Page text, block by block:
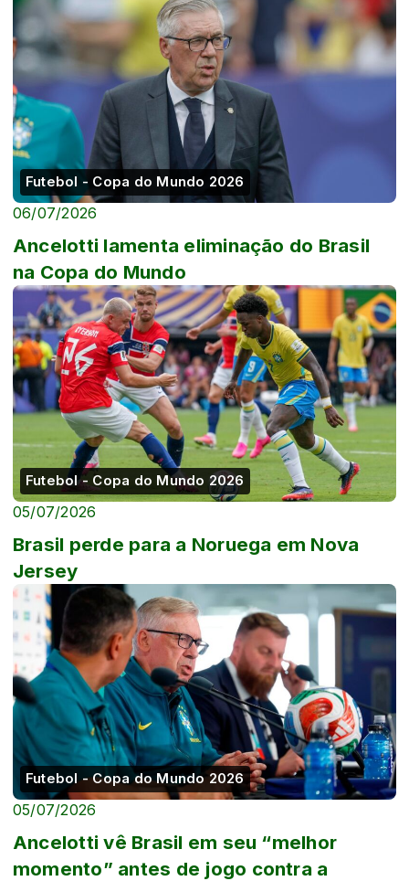
Futebol - Copa do Mundo 2026
06/07/2026
Ancelotti lamenta eliminação do Brasil
na Copa do Mundo
Futebol - Copa do Mundo 2026
05/07/2026
Brasil perde para a Noruega em Nova
Jersey
Futebol - Copa do Mundo 2026
05/07/2026
Ancelotti vê Brasil em seu “melhor
momento” antes de jogo contra a